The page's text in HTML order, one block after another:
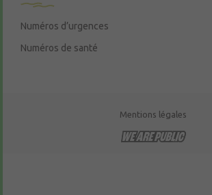
Numéros d’urgences
Numéros de santé
Mentions légales